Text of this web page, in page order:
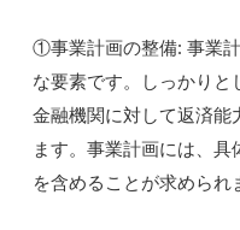
①事業計画の整備: 事業
な要素です。しっかりと
金融機関に対して返済能
ます。事業計画には、
を含めることが求められ